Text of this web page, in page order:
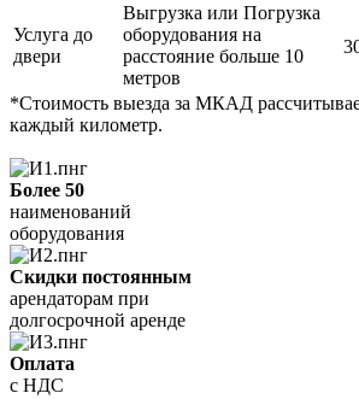
Услуга до
двери
Выгрузка или Погрузка
оборудования на
расстояние больше 10
метров
*Стоимость выезда за МКАД
каждый километр.
Более 50
наименований
оборудования
Скидки постоянным
арендаторам при
долгосрочной аренде
Оплата
с НДС